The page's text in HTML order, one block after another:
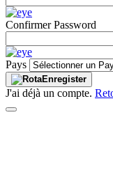
Confirmer Password
Pays
Enregister
J'ai déjà un compte.